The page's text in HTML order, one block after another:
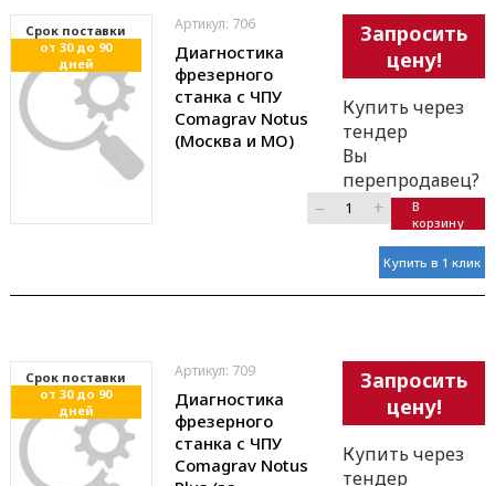
Cрок поставки
от 30 до 90
дней
Артикул: 706
Диагностика
фрезерного
станка с ЧПУ
Comagrav Notus
(Москва и МО)
Запросить
цену!
Купить через
тендер
Вы
перепродавец?
–
+
В
корзину
Купить в 1 клик
Cрок поставки
от 30 до 90
дней
Артикул: 709
Диагностика
фрезерного
станка с ЧПУ
Comagrav Notus
Запросить
цену!
Купить через
тендер